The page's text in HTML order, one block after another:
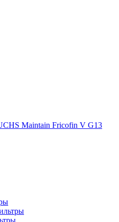
Maintain Fricofin V G13